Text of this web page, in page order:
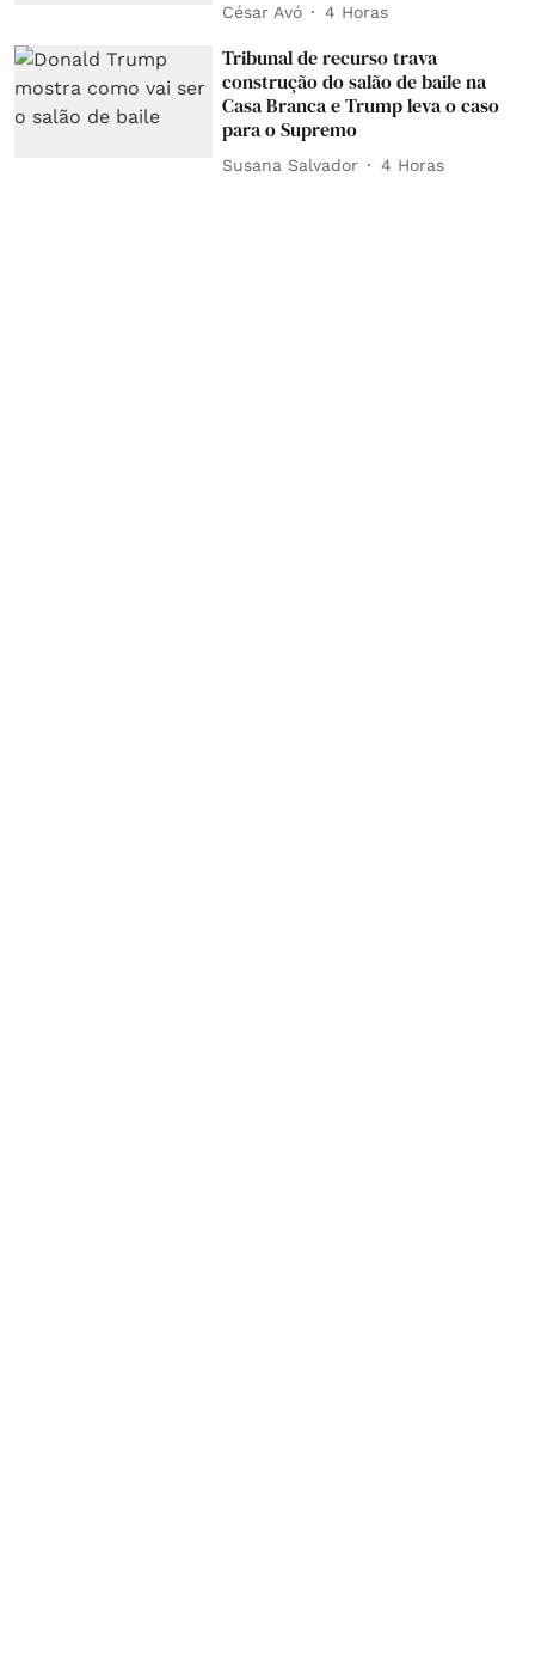
César Avó 4 Horas
Tribunal de recurso trava
construção do salão de baile na
Casa Branca e Trump leva o caso
para o Supremo
Susana Salvador 4 Horas